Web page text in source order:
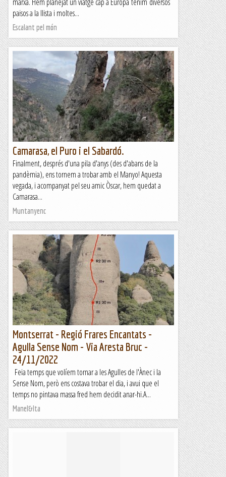
països a la llista i moltes...
Escalant pel món
Camarasa, el Puro i el Sabardó.
Finalment, després d'una pila d'anys (des d'abans de la
pandèmia), ens tornem a trobar amb el Manyo! Aquesta
vegada, i acompanyat pel seu amic Òscar, hem quedat a
Camarasa...
Muntanyenc
Montserrat - Regió Frares Encantats -
Agulla Sense Nom - Via Aresta Bruc -
24/11/2022
Feia temps que volíem tornar a les Agulles de l'Ànec i la
Sense Nom, però ens costava trobar el dia, i avui que el
temps no pintava massa fred hem decidit anar-hi.A...
Manel&Ita